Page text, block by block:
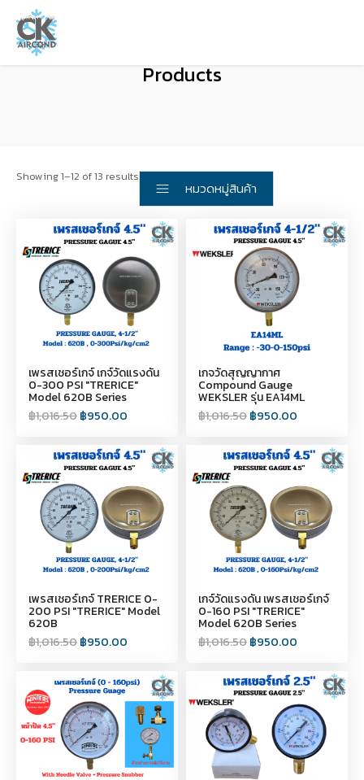
Products
Showing 1–12 of 13 results
หมวดหมู่สินค้า
เพรสเชอร์เกจ์ เกจ์วัดแรงดัน
0-300 PSI "TRERICE"
Model 620B Series
฿1,016.50฿950.00
เกจวัดสุญญากาศ
Compound Gauge
WEKSLER รุ่น EA14ML
฿1,016.50฿950.00
เพรสเชอร์เกจ์ TRERICE 0-
200 PSI "TRERICE" Model
620B
฿1,016.50฿950.00
เกจ์วัดแรงดัน เพรสเชอร์เกจ์
0-160 PSI "TRERICE"
Model 620B Series
฿1,016.50฿950.00